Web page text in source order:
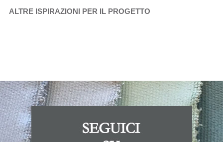
ALTRE ISPIRAZIONI PER IL PROGETTO